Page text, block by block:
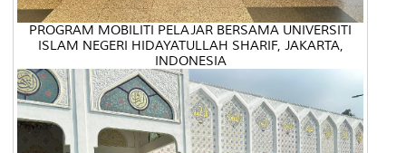
PROGRAM MOBILITI PELAJAR BERSAMA UNIVERSITI
ISLAM NEGERI HIDAYATULLAH SHARIF, JAKARTA,
INDONESIA